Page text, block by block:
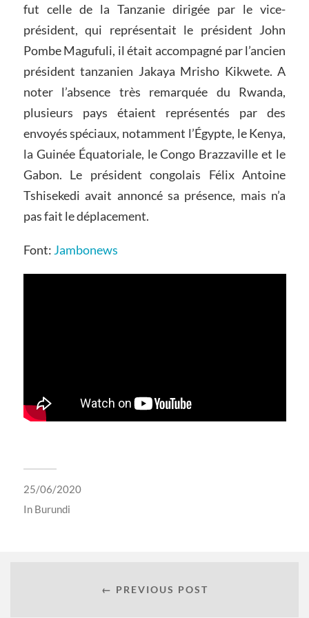
fut celle de la Tanzanie dirigée par le vice-
président, qui représentait le président John
Pombe Magufuli, il était accompagné par l’ancien
président tanzanien Jakaya Mrisho Kikwete. A
noter l’absence très remarquée du Rwanda,
plusieurs pays étaient représentés par des
envoyés spéciaux, notamment l’Égypte, le Kenya,
la Guinée Équatoriale, le Congo Brazzaville et le
Gabon. Le président congolais Félix Antoine
Tshisekedi avait annoncé sa présence, mais n’a
pas fait le déplacement.
Font: Jambonews
25/06/2020
In Burundi
← PREVIOUS POST